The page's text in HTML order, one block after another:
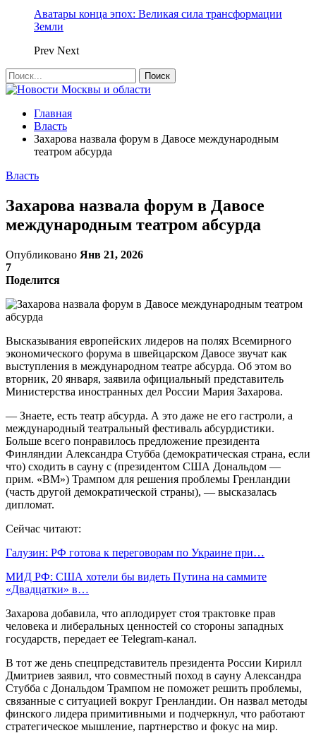
Аватары конца эпох: Великая сила трансформации
Земли
Prev Next
Главная
Власть
Захарова назвала форум в Давосе международным
театром абсурда
Власть
Захарова назвала форум в Давосе
международным театром абсурда
Опубликовано Янв 21, 2026
7
Поделится
Высказывания европейских лидеров на полях Всемирного
экономического форума в швейцарском Давосе звучат как
выступления в международном театре абсурда. Об этом во
вторник, 20 января, заявила официальный представитель
Министерства иностранных дел России Мария Захарова.
— Знаете, есть театр абсурда. А это даже не его гастроли, а
международный театральный фестиваль абсурдистики.
Больше всего понравилось предложение президента
Финляндии Александра Стубба (демократическая страна, если
что) сходить в сауну с (президентом США Дональдом —
прим. «ВМ») Трампом для решения проблемы Гренландии
(часть другой демократической страны), — высказалась
дипломат.
Сейчас читают:
Галузин: РФ готова к переговорам по Украине при…
МИД РФ: США хотели бы видеть Путина на саммите
«Двадцатки» в…
Захарова добавила, что аплодирует стоя трактовке прав
человека и либеральных ценностей со стороны западных
государств, передает ее Telegram-канал.
В тот же день спецпредставитель президента России Кирилл
Дмитриев заявил, что совместный поход в сауну Александра
Стубба с Дональдом Трампом не поможет решить проблемы,
связанные с ситуацией вокруг Гренландии. Он назвал методы
финского лидера примитивными и подчеркнул, что работают
стратегическое мышление, партнерство и фокус на мир.